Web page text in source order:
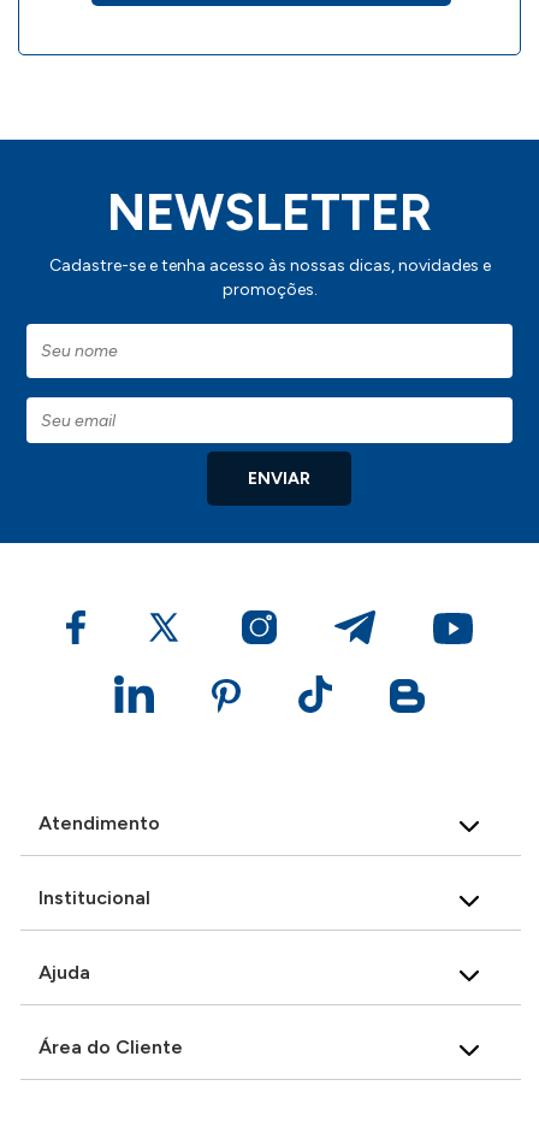
NEWSLETTER
Cadastre-se e tenha acesso às nossas dicas, novidades e
promoções.
ENVIAR
Atendimento
Institucional
Ajuda
Área do Cliente